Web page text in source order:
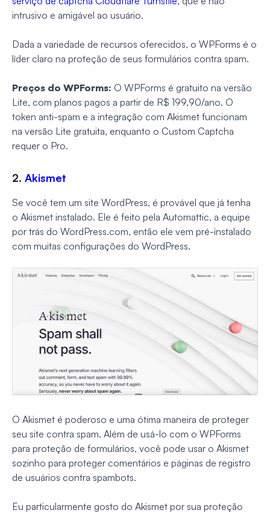
intrusivo e amigável ao usuário.
Dada a variedade de recursos oferecidos, o WPForms é o
líder claro na proteção de seus formulários contra spam.
Preços do WPForms: O WPForms é gratuito na versão
Lite, com planos pagos a partir de R$ 199,90/ano. O
token anti-spam e a integração com Akismet funcionam
na versão Lite gratuita, enquanto o Custom Captcha
requer o Pro.
2. Akismet
Se você tem um site WordPress, é provável que já tenha
o Akismet instalado. Ele é feito pela Automattic, a equipe
por trás do WordPress.com, então ele vem pré-instalado
com muitas configurações do WordPress.
O Akismet é poderoso e uma ótima maneira de proteger
seu site contra spam. Além de usá-lo com o WPForms
para proteção de formulários, você pode usar o Akismet
sozinho para proteger comentários e páginas de registro
de usuários contra spambots.
Eu particularmente gosto do Akismet por sua proteção